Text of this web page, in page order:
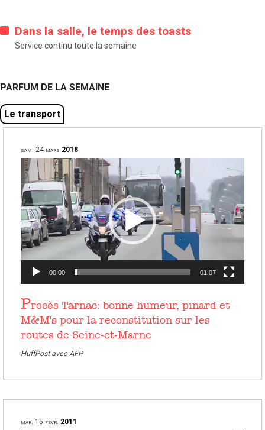
Dans la salle, le temps des toasts
Service continu toute la semaine
PARFUM DE LA SEMAINE
Le transport
sam. 24 mars 2018
Lecteur
vidéo
00:00 01:07
Procès Tarnac: bonne humeur, pinard et
M&M's pour la reconstitution sur les
routes de Seine-et-Marne
HuffPost avec AFP
mar. 15 févr. 2011